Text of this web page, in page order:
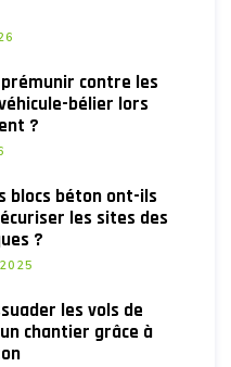
contre les
bélier lors
?
blocs béton ont-ils
les sites des
?
les vols de
chantier grâce à